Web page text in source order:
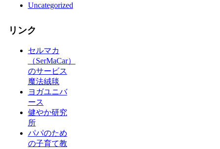
Uncategorized
リンク
セルマカ
（SerMaCar）
のサービス
魔法絨毯
ヨガユニバ
ース
健やか研究
所
パパのため
の子育て教